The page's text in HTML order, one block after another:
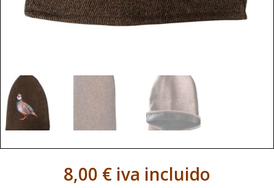
8,00 € iva incluido